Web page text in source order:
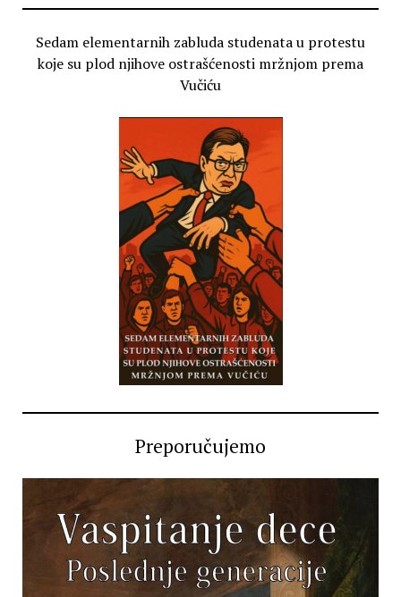
Sedam elementarnih zabluda studenata u protestu
koje su plod njihove ostrašćenosti mržnjom prema
Vučiću
Preporučujemo